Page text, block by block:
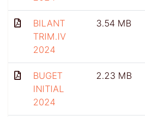
BILANT
TRIM.IV
2024
3.54 MB
BUGET
INITIAL
2024
2.23 MB